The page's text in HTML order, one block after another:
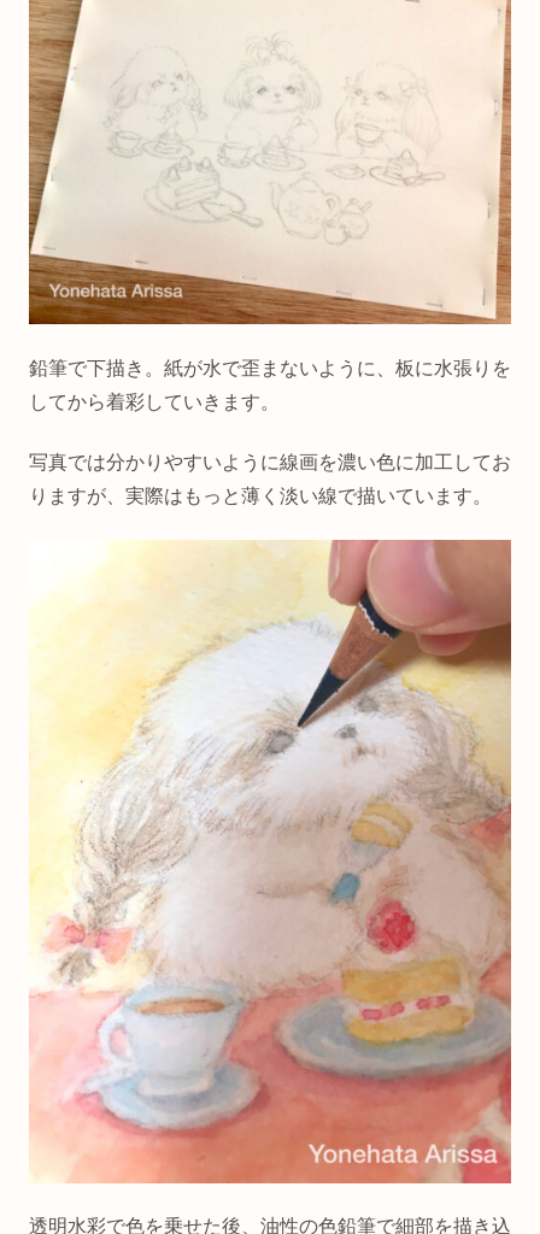
鉛筆で下描き。紙が水で歪まないように、板に水張りを
してから着彩していきます。
写真では分かりやすいように線画を濃い色に加工してお
りますが、実際はもっと薄く淡い線で描いています。
透明水彩で色を乗せた後、油性の色鉛筆で細部を描き込